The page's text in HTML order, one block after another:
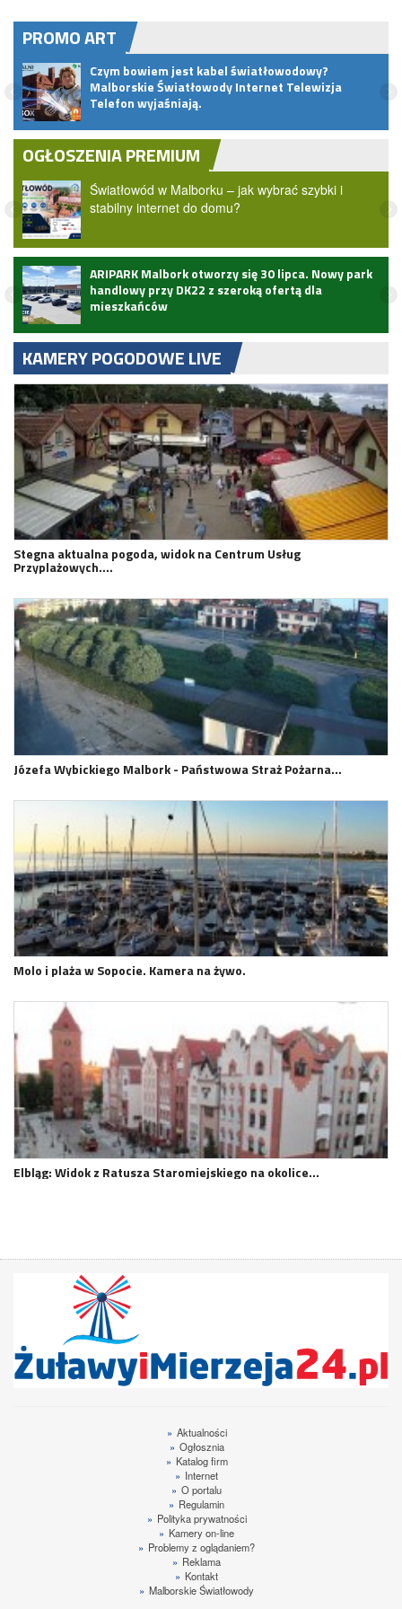
PROMO ART
Czym bowiem jest kabel światłowodowy?
Malborskie Światłowody Internet Telewizja
Telefon wyjaśniają.
OGŁOSZENIA PREMIUM
Światłowód w Malborku – jak wybrać szybki i
stabilny internet do domu?
ARIPARK Malbork otworzy się 30 lipca. Nowy park
handlowy przy DK22 z szeroką ofertą dla
mieszkańców
KAMERY POGODOWE LIVE
Stegna aktualna pogoda, widok na Centrum Usług
Przyplażowych.…
Józefa Wybickiego Malbork - Państwowa Straż Pożarna…
Molo i plaża w Sopocie. Kamera na żywo.
Elbląg: Widok z Ratusza Staromiejskiego na okolice…
» Aktualności
» Ogłosznia
» Katalog firm
» Internet
» O portalu
» Regulamin
» Polityka prywatności
» Kamery on-line
» Problemy z oglądaniem?
» Reklama
» Kontakt
» Malborskie Światłowody